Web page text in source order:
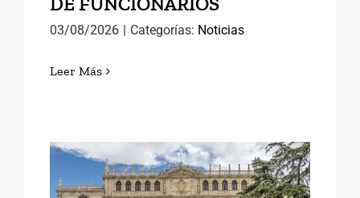
03/08/2026 | Categorías: Noticias
Leer Más